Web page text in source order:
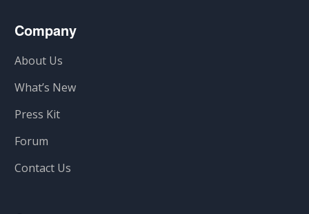
Company
About Us
What’s New
Press Kit
Forum
Contact Us